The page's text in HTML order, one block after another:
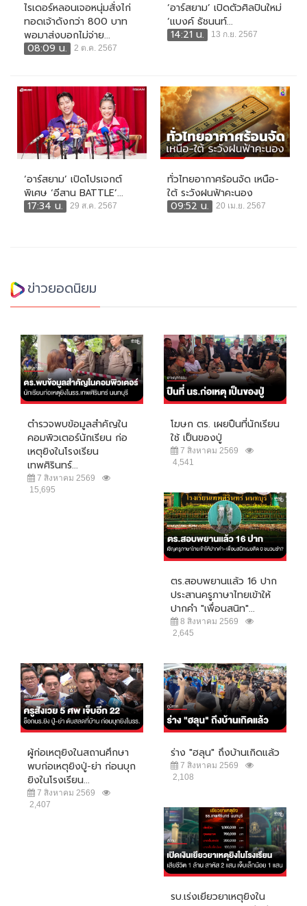
ไรเดอร์หลอนเจอหนุ่มสั่งไก่
ทอดเจ้าดังกว่า 800 บาท
พอมาส่งบอกไม่จ่าย...
08:09 น.
2 ต.ค. 2567
‘อาร์สยาม’ เปิดตัวศิลปินใหม่
‘แบงค์ ธัชนนท์...
14:21 น.
13 ก.ย. 2567
‘อาร์สยาม’ เปิดโปรเจกต์
พิเศษ ‘อีสาน BATTLE’...
17:34 น.
29 ส.ค. 2567
ทั่วไทยอากาศร้อนจัด เหนือ-
ใต้ ระวังฝนฟ้าคะนอง
09:52 น.
20 เม.ย. 2567
ข่าวยอดนิยม
ตำรวจพบข้อมูลสำคัญใน
คอมพิวเตอร์นักเรียน ก่อ
เหตุยิงในโรงเรียน
เทพศิรินทร์...
7 สิงหาคม 2569
15,695
โฆษก ตร. เผยปืนที่นักเรียน
ใช้ เป็นของปู่
7 สิงหาคม 2569
4,541
ตร.สอบพยานแล้ว 16 ปาก
ประสานครูภาษาไทยเข้าให้
ปากคำ "เพื่อนสนิท"...
8 สิงหาคม 2569
2,645
ผู้ก่อเหตุยิงในสถานศึกษา
พบก่อเหตุยิงปู่-ย่า ก่อนบุก
ยิงในโรงเรียน...
7 สิงหาคม 2569
2,407
ร่าง "ฮลุน" ถึงบ้านเกิดแล้ว
7 สิงหาคม 2569
2,108
รบ.เร่งเยียวยาเหตุยิงใน